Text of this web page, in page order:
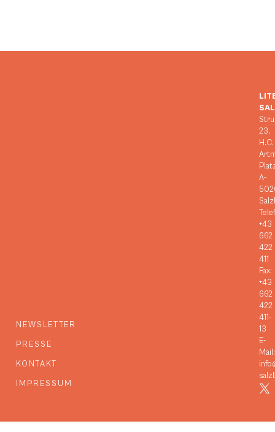
NEWSLETTER
PRESSE
KONTAKT
IMPRESSUM
23,
H.C.
A-
+43
662
422
411
Fax:
+43
662
422
411-
13
E-
Mail: